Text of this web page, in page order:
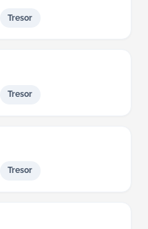
Tresor
Tresor
Tresor